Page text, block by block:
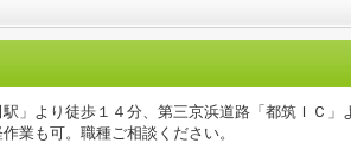
」より徒歩１４分、第三京浜道路「都筑ＩＣ
業も可。職種ご相談ください。